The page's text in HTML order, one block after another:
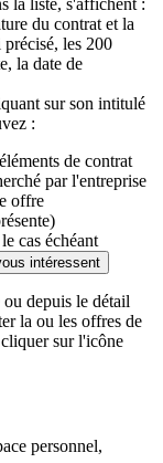
du contrat et la
les 200
la date de
sur son intitulé
:
de contrat
par l'entreprise
offre
cas échéant
intéressent
depuis le détail
la ou les offres de
sur l'icône
personnel,